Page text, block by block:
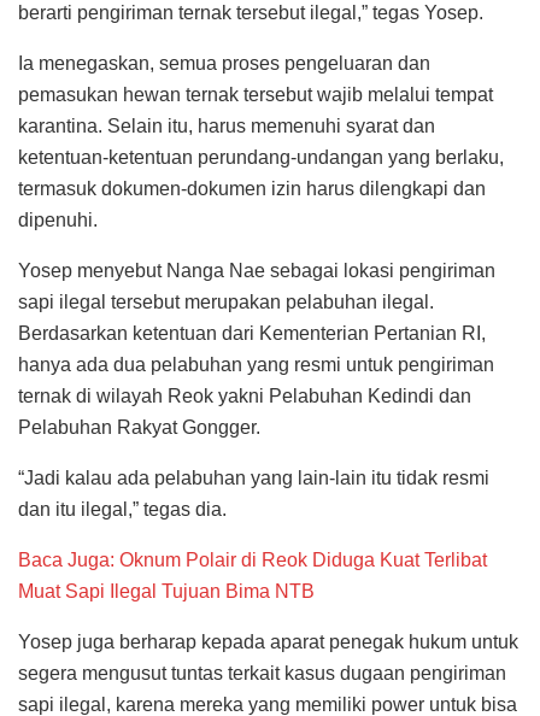
berarti pengiriman ternak tersebut ilegal,” tegas Yosep.
Ia menegaskan, semua proses pengeluaran dan
pemasukan hewan ternak tersebut wajib melalui tempat
karantina. Selain itu, harus memenuhi syarat dan
ketentuan-ketentuan perundang-undangan yang berlaku,
termasuk dokumen-dokumen izin harus dilengkapi dan
dipenuhi.
Yosep menyebut Nanga Nae sebagai lokasi pengiriman
sapi ilegal tersebut merupakan pelabuhan ilegal.
Berdasarkan ketentuan dari Kementerian Pertanian RI,
hanya ada dua pelabuhan yang resmi untuk pengiriman
ternak di wilayah Reok yakni Pelabuhan Kedindi dan
Pelabuhan Rakyat Gongger.
“Jadi kalau ada pelabuhan yang lain-lain itu tidak resmi
dan itu ilegal,” tegas dia.
Baca Juga: Oknum Polair di Reok Diduga Kuat Terlibat
Muat Sapi Ilegal Tujuan Bima NTB
Yosep juga berharap kepada aparat penegak hukum untuk
segera mengusut tuntas terkait kasus dugaan pengiriman
sapi ilegal, karena mereka yang memiliki power untuk bisa